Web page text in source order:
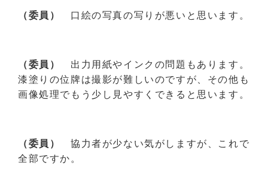
（委員） 口絵の写真の写りが悪いと思います。
（委員） 出力用紙やインクの問題もあります。
漆塗りの位牌は撮影が難しいのですが、その他も
画像処理でもう少し見やすくできると思います。
（委員） 協力者が少ない気がしますが、これで
全部ですか。